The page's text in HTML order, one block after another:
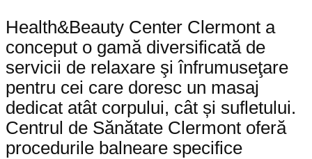
Health&Beauty Center Clermont a
conceput o gamă diversificată de
servicii de relaxare şi înfrumuseţare
pentru cei care doresc un masaj
dedicat atât corpului, cât și sufletului.
Centrul de Sănătate Clermont oferă
procedurile balneare specifice